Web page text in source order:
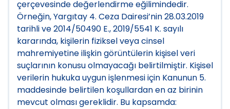
çerçevesinde değerlendirme eğilimindedir.
Örneğin, Yargıtay 4. Ceza Dairesi’nin 28.03.2019
tarihli ve 2014/50490 E., 2019/5541 K. sayılı
kararında, kişilerin fiziksel veya cinsel
mahremiyetine ilişkin görüntülerin kişisel veri
suçlarının konusu olmayacağı belirtilmiştir. Kişisel
verilerin hukuka uygun işlenmesi için Kanunun 5.
maddesinde belirtilen koşullardan en az birinin
mevcut olması gereklidir. Bu kapsamda: